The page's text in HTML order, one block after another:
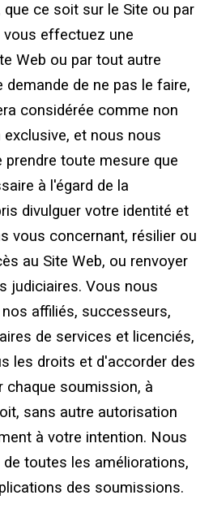
ce soit sur le Site ou par
effectuez une
Web ou par tout autre
demande de ne pas le faire,
considérée comme non
et nous nous
toute mesure que
à l'égard de la
divulguer votre identité et
vous concernant, résilier ou
au Site Web, ou renvoyer
judiciaires. Vous nous
affiliés, successeurs,
de services et licenciés,
les droits et d'accorder des
chaque soumission, à
sans autre autorisation
à votre intention. Nous
toutes les améliorations,
des soumissions.